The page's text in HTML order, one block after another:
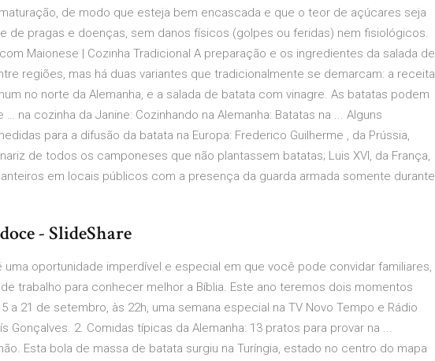
de modo que esteja bem encascada e que o teor de açúcares seja
de pragas e doenças, sem danos físicos (golpes ou feridas) nem fisiológicos.
Maionese | Cozinha Tradicional A preparação e os ingredientes da salada de
regiões, mas há duas variantes que tradicionalmente se demarcam: a receita
no norte da Alemanha, e a salada de batata com vinagre. As batatas podem
na cozinha da Janine: Cozinhando na Alemanha: Batatas na ... Alguns
para a difusão da batata na Europa: Frederico Guilherme , da Prússia,
de todos os camponeses que não plantassem batatas; Luis XVI, da França,
em locais públicos com a presença da guarda armada somente durante
- SlideShare
uma oportunidade imperdível e especial em que você pode convidar familiares,
trabalho para conhecer melhor a Bíblia. Este ano teremos dois momentos
a 21 de setembro, às 22h, uma semana especial na TV Novo Tempo e Rádio
Gonçalves. 2. Comidas típicas da Alemanha: 13 pratos para provar na ...
Esta bola de massa de batata surgiu na Turíngia, estado no centro do mapa